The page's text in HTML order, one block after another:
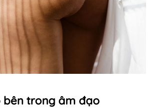
trong âm đạo